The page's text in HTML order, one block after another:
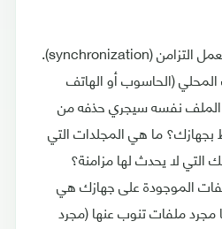
ولكن يجب أن نفهم كيف يعمل التزامن (synchronization).
(الحاسوب أو الهاتف
الملف نفسه سيجري حذفه من
بجهازك؟ ما هي المجلدات التي
التي لا يحدث لها مزامنة؟
الموجودة على جهازك هي
مجرد ملفات تنوب عنها (مجرد